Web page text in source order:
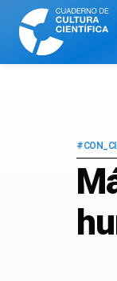
Cuaderno
Cultura
Científica